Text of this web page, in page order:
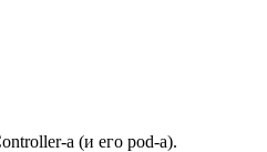
а (и его pod-a).